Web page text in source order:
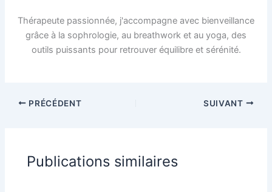
Thérapeute passionnée, j'accompagne avec bienveillance
grâce à la sophrologie, au breathwork et au yoga, des
outils puissants pour retrouver équilibre et sérénité.
PRÉCÉDENT SUIVANT
Publications similaires